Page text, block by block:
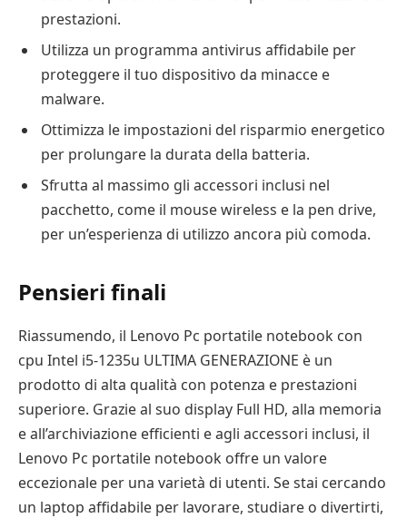
prestazioni.
Utilizza un programma antivirus affidabile per
proteggere il tuo dispositivo da minacce e
malware.
Ottimizza le impostazioni del risparmio energetico
per prolungare la durata della batteria.
Sfrutta al massimo gli accessori inclusi nel
pacchetto, come il mouse wireless e la pen drive,
per un’esperienza di utilizzo ancora più comoda.
Pensieri finali
Riassumendo, il Lenovo Pc portatile notebook con
cpu Intel i5-1235u ULTIMA GENERAZIONE è un
prodotto di alta qualità con potenza e prestazioni
superiore. Grazie al suo display Full HD, alla memoria
e all’archiviazione efficienti e agli accessori inclusi, il
Lenovo Pc portatile notebook offre un valore
eccezionale per una varietà di utenti. Se stai cercando
un laptop affidabile per lavorare, studiare o divertirti,